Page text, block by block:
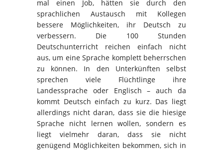
mal einen Job, hätten sie durch den
sprachlichen Austausch mit Kollegen
bessere Möglichkeiten, ihr Deutsch zu
verbessern. Die 100 Stunden
Deutschunterricht reichen einfach nicht
aus, um eine Sprache komplett beherrschen
zu können. In den Unterkünften selbst
sprechen viele Flüchtlinge ihre
Landessprache oder Englisch – auch da
kommt Deutsch einfach zu kurz. Das liegt
allerdings nicht daran, dass sie die hiesige
Sprache nicht lernen wollen, sondern es
liegt vielmehr daran, dass sie nicht
genügend Möglichkeiten bekommen, sich in